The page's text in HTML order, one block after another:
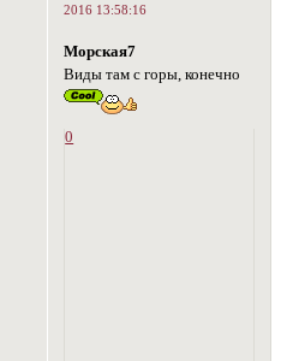
2016 13:58:16
Морская7
Виды там с горы, конечно
0